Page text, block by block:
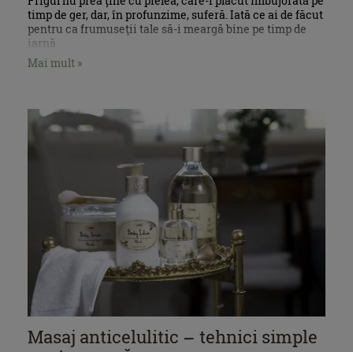
timp de ger, dar, în profunzime, suferă. Iată ce ai de făcut
pentru ca frumuseţii tale să-i meargă bine pe timp de
iarnă.
Mai mult »
Masaj anticelulitic – tehnici simple